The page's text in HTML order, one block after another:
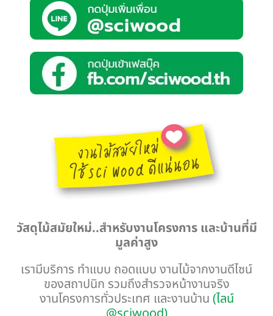
วัสดุไม้สมัยใหม่..สำหรับงานโครงการ และบ้านที่มี
มูลค่าสูง
เรามีบริการ ทำแบบ ถอดแบบ งานไม้จากงานดีไซน์
ของสถาปนิก รวมถึงสำรวจหน้างานจริง
งานโครงการทั่วประเทศ และงานบ้าน (ไลน์